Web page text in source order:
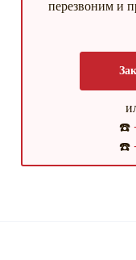
перезвоним и
☎️
☎️